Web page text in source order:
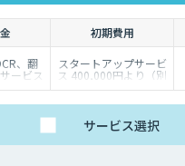
初期費用
、翻
ービス
ポイン
/月
スタートアップサービ
ス 400,000円より（別
途個別見積）
サービス選択